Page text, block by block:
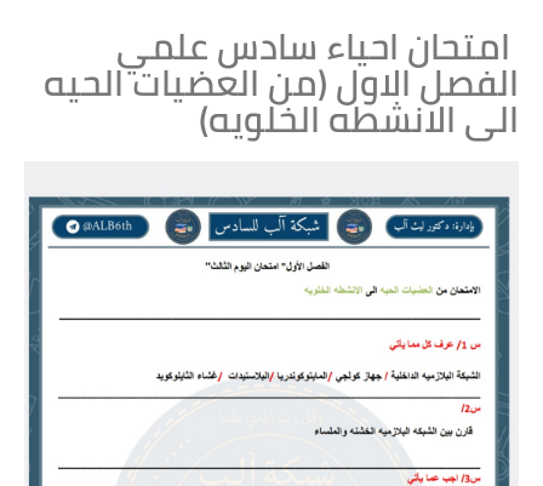
امتحان احياء سادس علمي
الفصل الاول (من العضيات الحيه
الى الانشطه الخلويه)